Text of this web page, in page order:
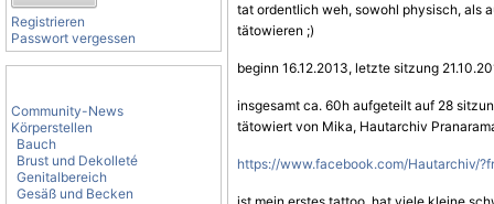
Registrieren
Passwort vergessen
Community-News
Körperstellen
Bauch
Brust und Dekolleté
Genitalbereich
Gesäß und Becken
tat ordentlich weh, sowohl physisch, als
tätowieren ;)
beginn 16.12.2013, letzte sitzung
insgesamt ca. 60h aufgeteilt auf 28
tätowiert von Mika, Hautarchiv
https://www.facebook.com/Hautarchiv/